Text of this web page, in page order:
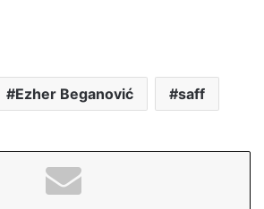
Ezher Beganović saff